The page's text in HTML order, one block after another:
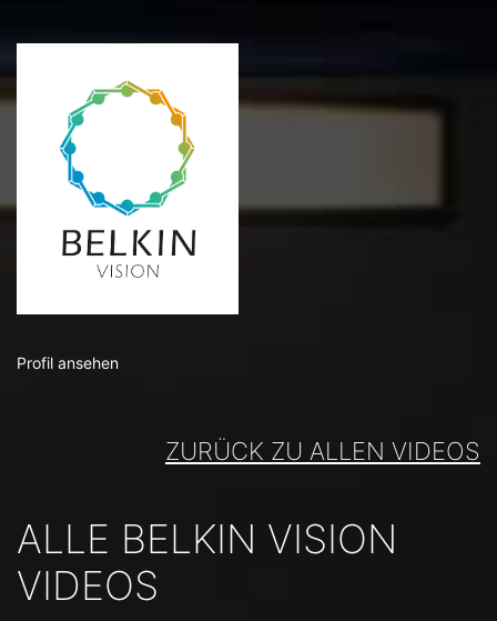
Profil ansehen
ZURÜCK ZU ALLEN VIDEOS
ALLE BELKIN VISION
VIDEOS